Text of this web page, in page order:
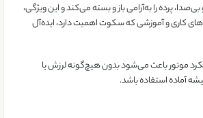
پرده را به‌آرامی باز و بسته می‌کند و این ویژگی،
کاری و آموزشی که سکوت اهمیت دارد، ایده‌آل
موتور باعث می‌شود بدون هیچ‌گونه لرزش یا
آماده استفاده باشد.